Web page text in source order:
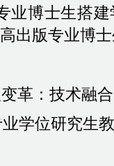
业博士生搭
出版专业博
革：技术融
学位研究生